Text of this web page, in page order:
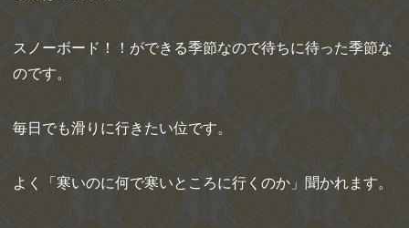
スノーボード！！ができる季節なので待ちに待った季節な
のです。
毎日でも滑りに行きたい位です。
よく「寒いのに何で寒いところに行くのか」聞かれます。